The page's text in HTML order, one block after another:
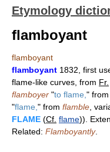
Etymology
flamboyant
flamboyant
flamboyant 1832, first
flame-like curves, from Fr.
flamboyer "to flame, " from
"flame, " from flamble ,
FLAME (Cf. flame)).
Related: Flamboyantly.